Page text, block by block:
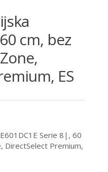
cm, bez
ES
Serie 8|, 60
DirectSelect Premium,